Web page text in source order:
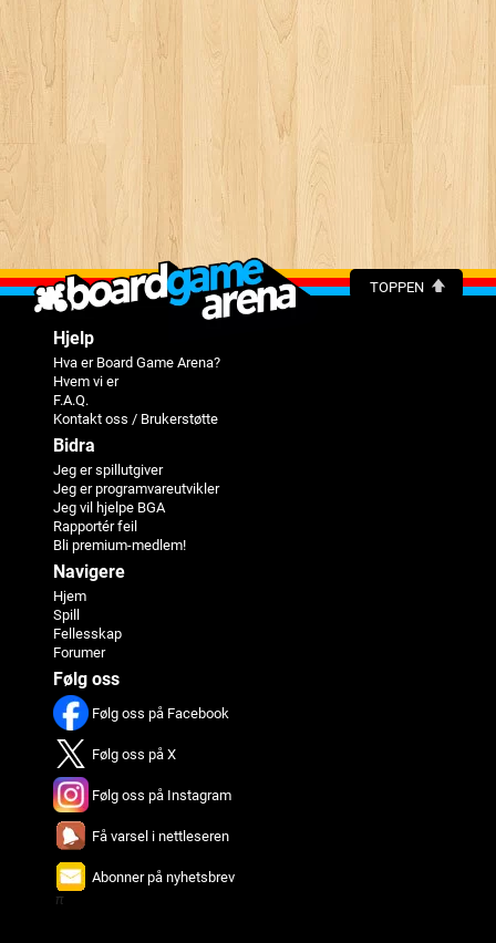
TOPPEN
Hjelp
Hva er Board Game Arena?
Hvem vi er
F.A.Q.
Kontakt oss / Brukerstøtte
Bidra
Jeg er spillutgiver
Jeg er programvareutvikler
Jeg vil hjelpe BGA
Rapportér feil
Bli premium-medlem!
Navigere
Hjem
Spill
Fellesskap
Forumer
Følg oss
Følg oss på Facebook
Følg oss på X
Følg oss på Instagram
Få varsel i nettleseren
Abonner på nyhetsbrev
π